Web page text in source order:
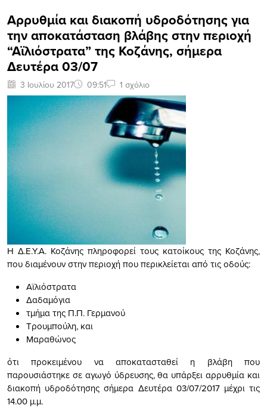
Αρρυθμία και διακοπή υδροδότησης για
την αποκατάσταση βλάβης στην περιοχή
“Αϊλιόστρατα” της Κοζάνης, σήμερα
Δευτέρα 03/07
3 Ιουλίου 2017 09:51 1 σχόλιο
Η Δ.Ε.Υ.Α. Κοζάνης πληροφορεί τους κατοίκους της Κοζάνης,
που διαμένουν στην περιοχή που περικλείεται από τις οδούς:
Αϊλιόστρατα
Δαδαμόγια
τμήμα της Π.Π. Γερμανού
Τρουμπούλη, και
Μαραθώνος
ότι προκειμένου να αποκατασταθεί η βλάβη που
παρουσιάστηκε σε αγωγό ύδρευσης, θα υπάρξει αρρυθμία και
διακοπή υδροδότησης σήμερα Δευτέρα 03/07/2017 μέχρι τις
14.00 μ.μ.